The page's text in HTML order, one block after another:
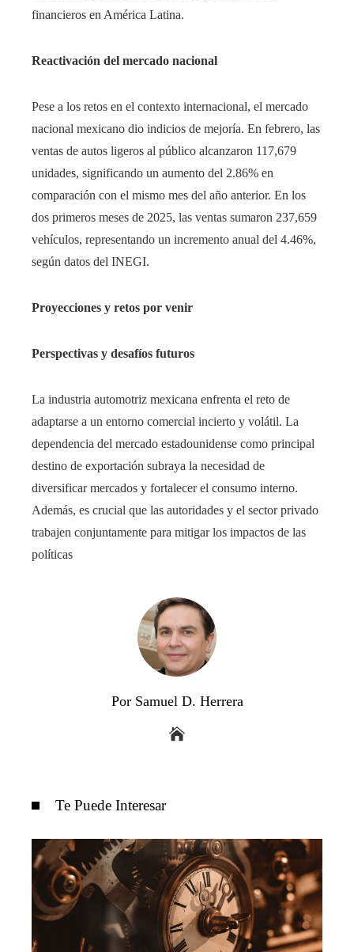
financieros en América Latina.
Reactivación del mercado nacional
Pese a los retos en el contexto internacional, el mercado
nacional mexicano dio indicios de mejoría. En febrero, las
ventas de autos ligeros al público alcanzaron 117,679
unidades, significando un aumento del 2.86% en
comparación con el mismo mes del año anterior. En los
dos primeros meses de 2025, las ventas sumaron 237,659
vehículos, representando un incremento anual del 4.46%,
según datos del INEGI.
Proyecciones y retos por venir
Perspectivas y desafíos futuros
La industria automotriz mexicana enfrenta el reto de
adaptarse a un entorno comercial incierto y volátil. La
dependencia del mercado estadounidense como principal
destino de exportación subraya la necesidad de
diversificar mercados y fortalecer el consumo interno.
Además, es crucial que las autoridades y el sector privado
trabajen conjuntamente para mitigar los impactos de las
políticas
Por Samuel D. Herrera
Te Puede Interesar